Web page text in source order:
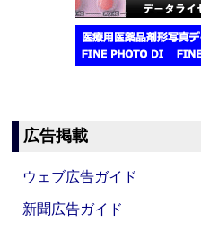
広告掲載
ウェブ広告ガイド
新聞広告ガイド